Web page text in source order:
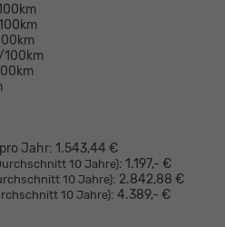
100km
Jahr: 1.543,44 €
10 Jahre): 1.197,- €
10 Jahre): 2.842,88 €
10 Jahre): 4.389,- €